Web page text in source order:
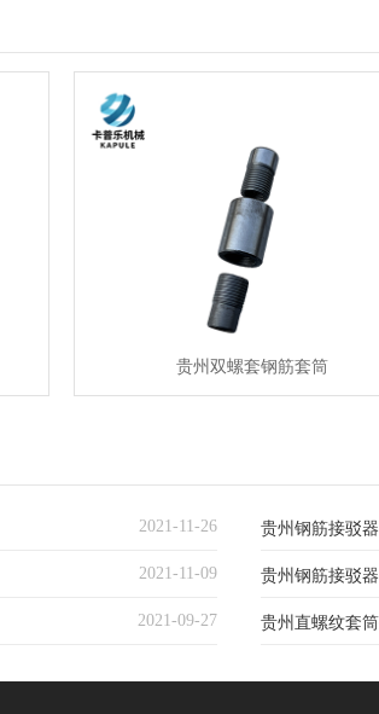
贵州双螺套钢筋套筒
2021-11-26 贵州钢筋接驳
2021-11-09 贵州钢筋接驳
2021-09-27 贵州直螺纹套